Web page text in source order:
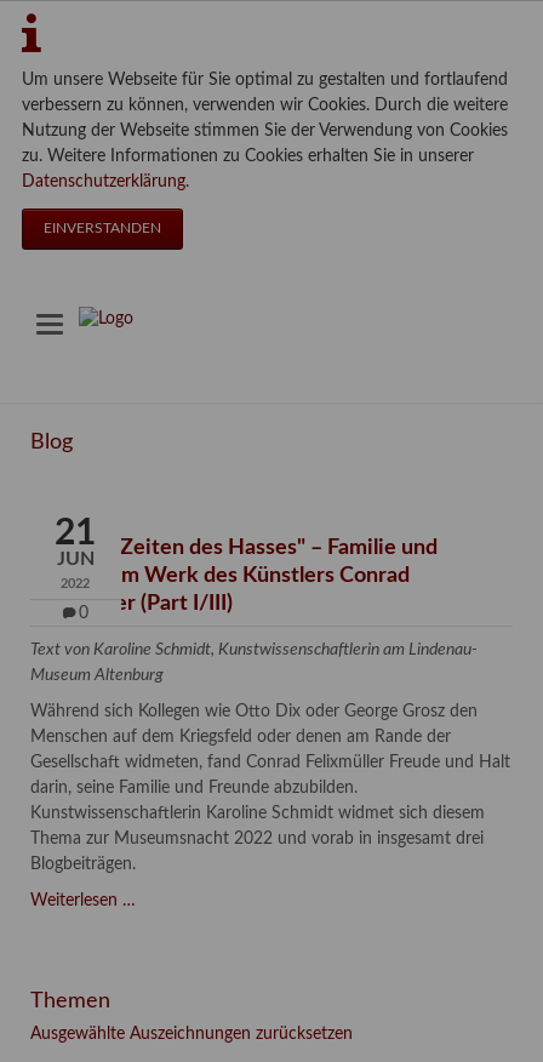
Um unsere Webseite für Sie optimal zu gestalten und fortlaufend
verbessern zu können, verwenden wir Cookies. Durch die weitere
Nutzung der Webseite stimmen Sie der Verwendung von Cookies
zu. Weitere Informationen zu Cookies erhalten Sie in unserer
Datenschutzerklärung.
EINVERSTANDEN
Blog
21
JUN
2022
0
"Liebe in Zeiten des Hasses" – Familie und
Freunde im Werk des Künstlers Conrad
Felixmüller (Part I/III)
Text von Karoline Schmidt, Kunstwissenschaftlerin am Lindenau-
Museum Altenburg
Während sich Kollegen wie Otto Dix oder George Grosz den
Menschen auf dem Kriegsfeld oder denen am Rande der
Gesellschaft widmeten, fand Conrad Felixmüller Freude und Halt
darin, seine Familie und Freunde abzubilden.
Kunstwissenschaftlerin Karoline Schmidt widmet sich diesem
Thema zur Museumsnacht 2022 und vorab in insgesamt drei
Blogbeiträgen.
Weiterlesen …
–
Themen
Ausgewählte Auszeichnungen zurücksetzen